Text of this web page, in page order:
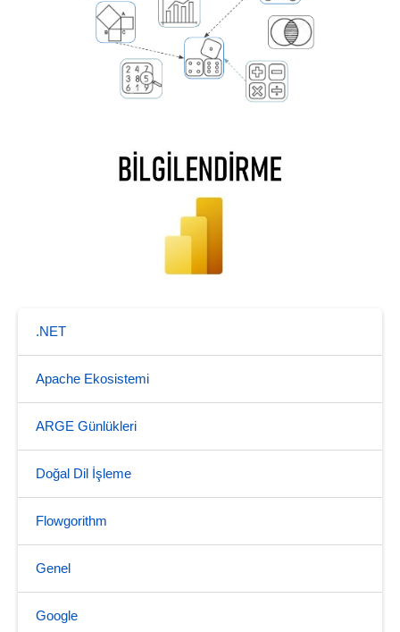
.NET
Apache Ekosistemi
ARGE Günlükleri
Doğal Dil İşleme
Flowgorithm
Genel
Google